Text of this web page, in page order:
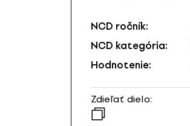
NCD ročník:
NCD kategória:
Hodnotenie:
Zdieľať dielo: